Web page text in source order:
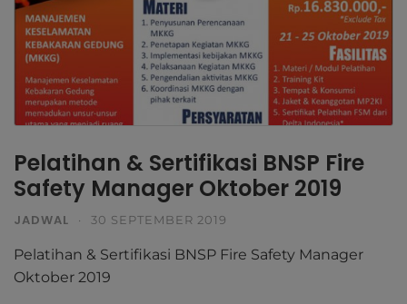
Pelatihan & Sertifikasi BNSP Fire
Safety Manager Oktober 2019
JADWAL · 30 SEPTEMBER 2019
Pelatihan & Sertifikasi BNSP Fire Safety Manager
Oktober 2019